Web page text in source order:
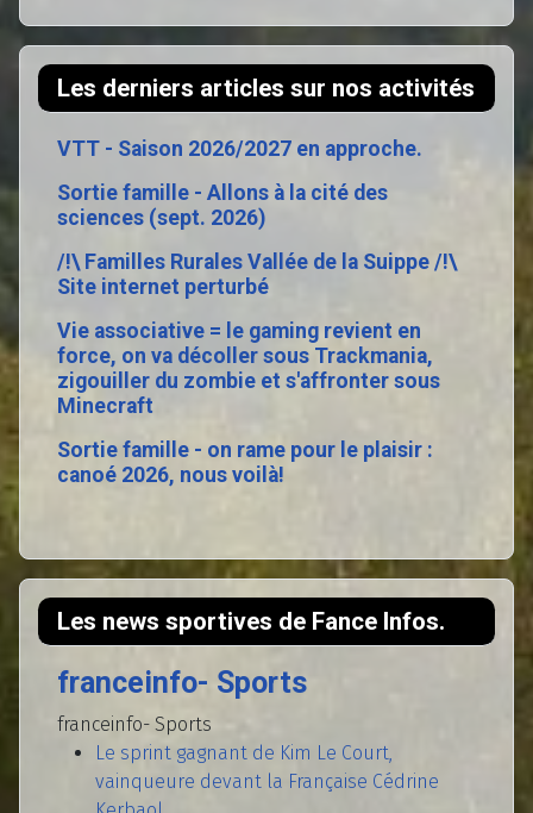
Les derniers articles sur nos activités
VTT - Saison 2026/2027 en approche.
Sortie famille - Allons à la cité des
sciences (sept. 2026)
/!\ Familles Rurales Vallée de la Suippe /!\
Site internet perturbé
Vie associative = le gaming revient en
force, on va décoller sous Trackmania,
zigouiller du zombie et s'affronter sous
Minecraft
Sortie famille - on rame pour le plaisir :
canoé 2026, nous voilà!
Les news sportives de Fance Infos.
franceinfo- Sports
franceinfo- Sports
Le sprint gagnant de Kim Le Court,
vainqueure devant la Française Cédrine